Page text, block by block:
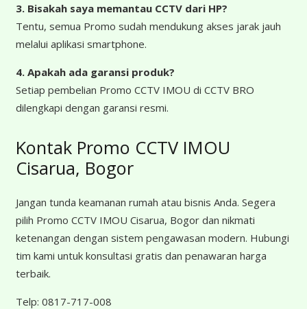
3. Bisakah saya memantau CCTV dari HP?
Tentu, semua Promo sudah mendukung akses jarak jauh
melalui aplikasi smartphone.
4. Apakah ada garansi produk?
Setiap pembelian Promo CCTV IMOU di CCTV BRO
dilengkapi dengan garansi resmi.
Kontak Promo CCTV IMOU
Cisarua, Bogor
Jangan tunda keamanan rumah atau bisnis Anda. Segera
pilih Promo CCTV IMOU Cisarua, Bogor dan nikmati
ketenangan dengan sistem pengawasan modern. Hubungi
tim kami untuk konsultasi gratis dan penawaran harga
terbaik.
Telp: 0817-717-008